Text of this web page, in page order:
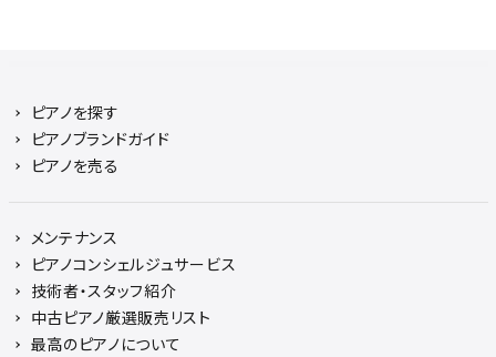
ピアノを探す
ピアノブランドガイド
ピアノを売る
メンテナンス
ピアノコンシェルジュサービス
技術者・スタッフ紹介
中古ピアノ厳選販売リスト
最高のピアノについて